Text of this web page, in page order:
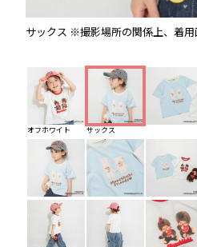
サックス ※撮影場所の関係上、着用
オフホワイト サックス